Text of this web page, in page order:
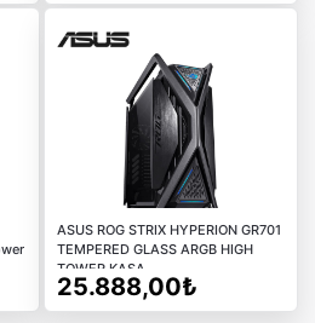
ASUS ROG STRIX HYPERION GR701
TEMPERED GLASS ARGB HIGH
TOWER KASA
25.888,00₺